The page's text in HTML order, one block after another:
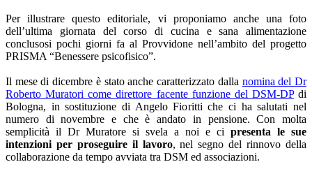
Per illustrare questo editoriale, vi proponiamo anche una foto
dell’ultima giornata del corso di cucina e sana alimentazione
conclusosi pochi giorni fa al Provvidone nell’ambito del progetto
PRISMA “Benessere psicofisico”.
Il mese di dicembre è stato anche caratterizzato dalla nomina del Dr
Roberto Muratori come direttore facente funzione del DSM-DPdi
Bologna, in sostituzione di Angelo Fioritti che ci ha salutati nel
numero di novembre e che è andato in pensione. Con molta
semplicità il Dr Muratore si svela a noi e ci presenta le sue
intenzioni per proseguire il lavoro, nel segno del rinnovo della
collaborazione da tempo avviata tra DSM ed associazioni.